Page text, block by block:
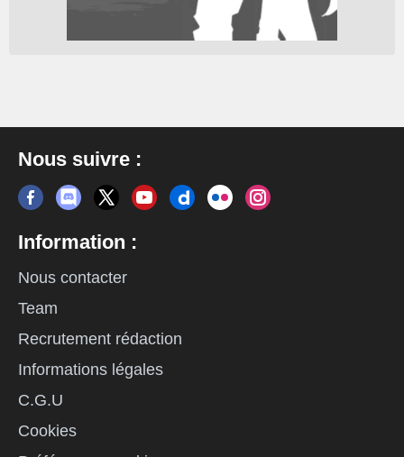
Nous suivre :
Information :
Nous contacter
Team
Recrutement rédaction
Informations légales
C.G.U
Cookies